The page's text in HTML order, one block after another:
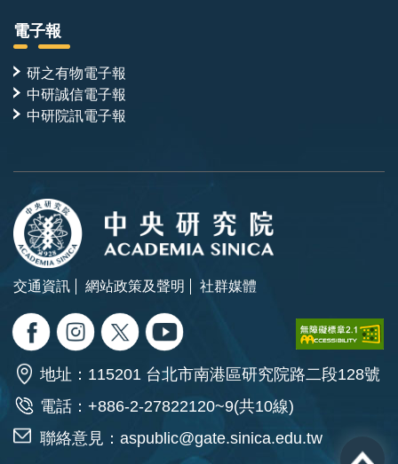
電子報
研之有物電子報
中研誠信電子報
中研院訊電子報
交通資訊 網站政策及聲明 社群媒體
地址：115201 台北市南港區研究院路二段128號
電話：+886-2-27822120~9(共10線)
聯絡意見： aspublic@gate.sinica.edu.tw